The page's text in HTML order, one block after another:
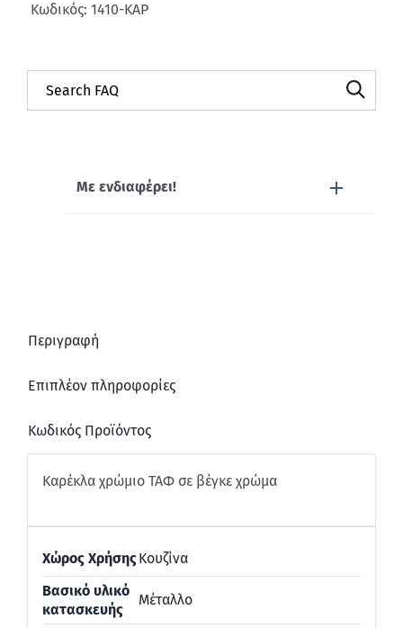
Κωδικός: 1410-ΚΑΡ
Με ενδιαφέρει!
Περιγραφή
Επιπλέον πληροφορίες
Κωδικός Προϊόντος
Καρέκλα χρώμιο ΤΑΦ σε βέγκε χρώμα
Χώρος ΧρήσηςΚουζίνα
Βασικό υλικό
κατασκευής
Μέταλλο